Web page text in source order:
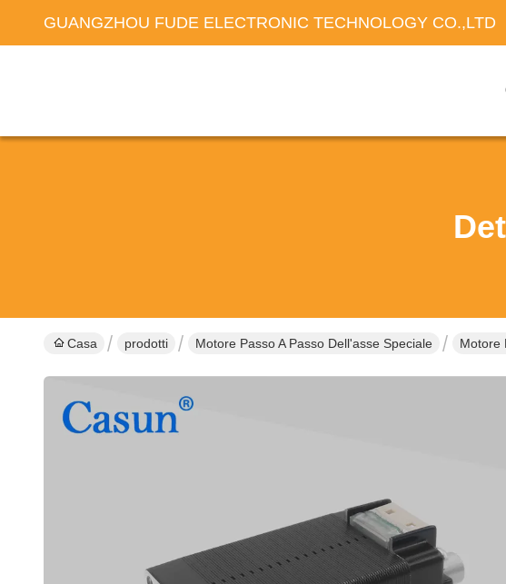
GUANGZHOU FUDE ELECTRONIC TECHNOLOGY CO.,LTD
Casa prodotti Motore Passo A Passo Dell'asse Speciale Motore